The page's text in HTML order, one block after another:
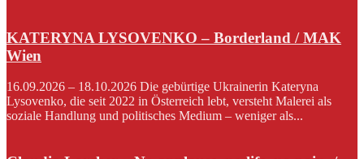
KATERYNA LYSOVENKO – Borderland / MAK
Wien
16.09.2026 – 18.10.2026 Die gebürtige Ukrainerin Kateryna
Lysovenko, die seit 2022 in Österreich lebt, versteht Malerei als
soziale Handlung und politisches Medium – weniger als...